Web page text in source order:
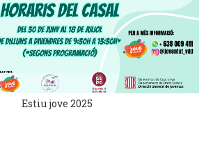
Estiu jove 2025